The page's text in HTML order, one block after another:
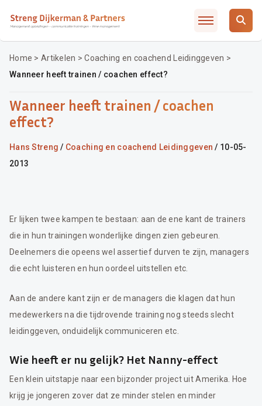
Over SD&P
Waarom SD&P
Incompany / MD traject
Opleidingsadvies
Contact
Home > Artikelen >Coaching en coachend Leidinggeven >
Wanneer heeft trainen / coachen effect?
Wanneer heeft trainen / coachen
effect?
Hans Streng / Coaching en coachend Leidinggeven / 10-05-
2013
Er lijken twee kampen te bestaan: aan de ene kant de trainers
die in hun trainingen wonderlijke dingen zien gebeuren.
Deelnemers die opeens wel assertief durven te zijn, managers
die echt luisteren en hun oordeel uitstellen etc.
Aan de andere kant zijn er de managers die klagen dat hun
medewerkers na die tijdrovende training nog steeds slecht
leidinggeven, onduidelijk communiceren etc.
Wie heeft er nu gelijk? Het Nanny-effect
Een klein uitstapje naar een bijzonder project uit Amerika. Hoe
krijg je jongeren zover dat ze minder stelen en minder